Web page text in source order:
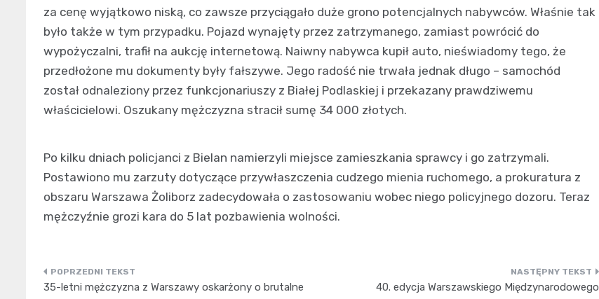
za cenę wyjątkowo niską, co zawsze przyciągało duże grono potencjalnych nabywców. Właśnie tak
było także w tym przypadku. Pojazd wynajęty przez zatrzymanego, zamiast powrócić do
wypożyczalni, trafił na aukcję internetową. Naiwny nabywca kupił auto, nieświadomy tego, że
przedłożone mu dokumenty były fałszywe. Jego radość nie trwała jednak długo – samochód
został odnaleziony przez funkcjonariuszy z Białej Podlaskiej i przekazany prawdziwemu
właścicielowi. Oszukany mężczyzna stracił sumę 34 000 złotych.
Po kilku dniach policjanci z Bielan namierzyli miejsce zamieszkania sprawcy i go zatrzymali.
Postawiono mu zarzuty dotyczące przywłaszczenia cudzego mienia ruchomego, a prokuratura z
obszaru Warszawa Żoliborz zadecydowała o zastosowaniu wobec niego policyjnego dozoru. Teraz
mężczyźnie grozi kara do 5 lat pozbawienia wolności.
Nawigacja
35-letni mężczyzna z Warszawy oskarżony o brutalne
40. edycja Warszawskiego Międzynarodowego